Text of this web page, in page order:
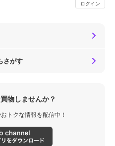
ログイン
さがす
物しませんか？
トクな情報を配信中！